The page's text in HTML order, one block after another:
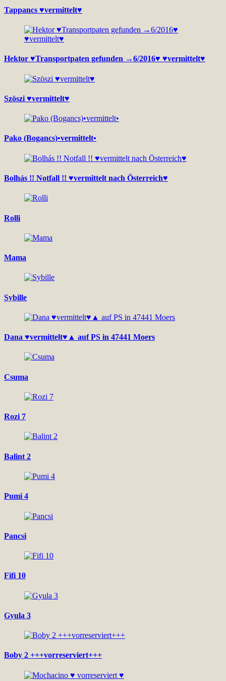
Tappancs ♥vermittelt♥
Hektor ♥Transportpaten gefunden →6/2016♥ ♥vermittelt♥
Szöszi ♥vermittelt♥
Pako (Bogancs)•vermittelt•
Bolhás !! Notfall !! ♥vermittelt nach Österreich♥
Rolli
Mama
Sybille
Dana ♥vermittelt♥▲ auf PS in 47441 Moers
Csuma
Rozi 7
Balint 2
Pumi 4
Pancsi
Fifi 10
Gyula 3
Boby 2 +++vorreserviert+++